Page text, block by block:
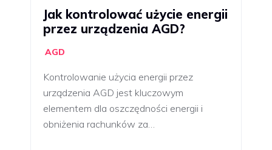
Jak kontrolować użycie energii
przez urządzenia AGD?
AGD
Kontrolowanie użycia energii przez
urządzenia AGD jest kluczowym
elementem dla oszczędności energii i
obniżenia rachunków za…